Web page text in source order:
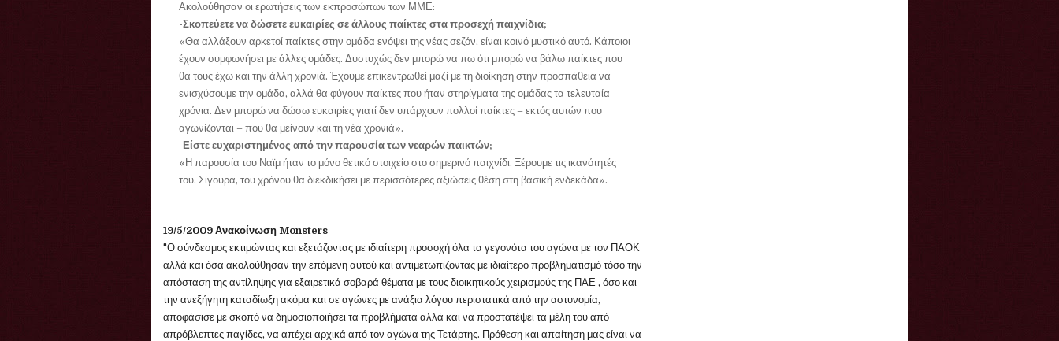
Ακολούθησαν οι ερωτήσεις των εκπροσώπων των ΜΜΕ:
-Σκοπεύετε να δώσετε ευκαιρίες σε άλλους παίκτες στα προσεχή παιχνίδια;
«Θα αλλάξουν αρκετοί παίκτες στην ομάδα ενόψει της νέας σεζόν, είναι κοινό μυστικό αυτό. Κάποιοι
έχουν συμφωνήσει με άλλες ομάδες. Δυστυχώς δεν μπορώ να πω ότι μπορώ να βάλω παίκτες που
θα τους έχω και την άλλη χρονιά. Έχουμε επικεντρωθεί μαζί με τη διοίκηση στην προσπάθεια να
ενισχύσουμε την ομάδα, αλλά θα φύγουν παίκτες που ήταν στηρίγματα της ομάδας τα τελευταία
χρόνια. Δεν μπορώ να δώσω ευκαιρίες γιατί δεν υπάρχουν πολλοί παίκτες – εκτός αυτών που
αγωνίζονται – που θα μείνουν και τη νέα χρονιά».
-Είστε ευχαριστημένος από την παρουσία των νεαρών παικτών;
«Η παρουσία του Ναϊμ ήταν το μόνο θετικό στοιχείο στο σημερινό παιχνίδι. Ξέρουμε τις ικανότητές
του. Σίγουρα, του χρόνου θα διεκδικήσει με περισσότερες αξιώσεις θέση στη βασική ενδεκάδα».
19/5/2009 Ανακοίνωση Monsters
"Ο σύνδεσμος εκτιμώντας και εξετάζοντας με ιδιαίτερη προσοχή όλα τα γεγονότα του αγώνα με τον ΠΑΟΚ
αλλά και όσα ακολούθησαν την επόμενη αυτού και αντιμετωπίζοντας με ιδιαίτερο προβληματισμό τόσο την
απόσταση της αντίληψης για εξαιρετικά σοβαρά θέματα με τους διοικητικούς χειρισμούς της ΠΑΕ , όσο και
την ανεξήγητη καταδίωξη ακόμα και σε αγώνες με ανάξια λόγου περιστατικά από την αστυνομία,
αποφάσισε με σκοπό να δημοσιοποιήσει τα προβλήματα αλλά και να προστατέψει τα μέλη του από
απρόβλεπτες παγίδες, να απέχει αρχικά από τον αγώνα της Τετάρτης. Πρόθεση και απαίτηση μας είναι να